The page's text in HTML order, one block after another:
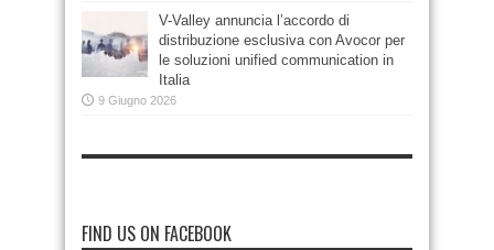
V-Valley annuncia l’accordo di
distribuzione esclusiva con Avocor per
le soluzioni unified communication in
Italia
9 Giugno 2026
FIND US ON FACEBOOK